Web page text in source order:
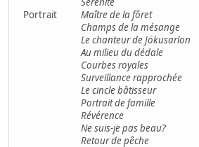
Portrait
Maître de la fôret
Champs de la mésange
Le chanteur de Jökusarlon
Au milieu du dédale
Courbes royales
Surveillance rapprochée
Le cincle bâtisseur
Portrait de famille
Révérence
Ne suis-je pas beau?
Retour de pêche